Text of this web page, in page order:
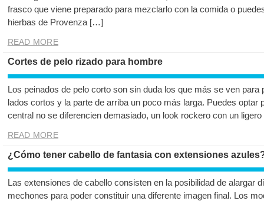
frasco que viene preparado para mezclarlo con la comida o
hierbas de Provenza […]
READ MORE
Cortes de pelo rizado para hombre
Los peinados de pelo corto son sin duda los que más se ven para
lados cortos y la parte de arriba un poco más larga. Puedes optar
central no se diferencien demasiado, un look rockero con un
READ MORE
¿Cómo tener cabello de fantasia con extensiones
Las extensiones de cabello consisten en la posibilidad de alargar
mechones para poder constituir una diferente imagen final. Los